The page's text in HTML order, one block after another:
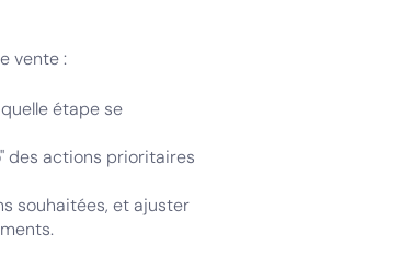
vente :
étape se
des actions prioritaires
souhaitées, et ajuster